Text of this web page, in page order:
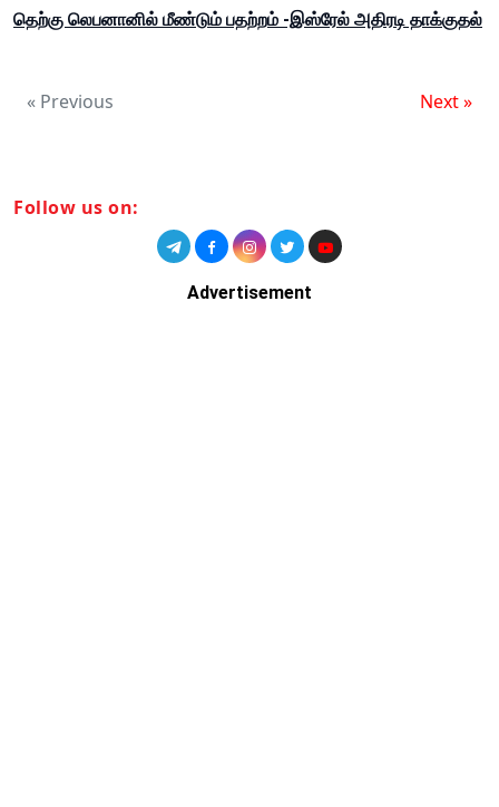
தெற்கு லெபனானில் மீண்டும் பதற்றம் -இஸ்ரேல் அதிரடி தாக்குதல்
« Previous Next »
Follow us on:
Advertisement